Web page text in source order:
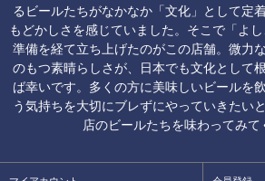
るビールたちがなかなか「文化」として定
もどかしさを感じていました。そこで「よ
準備を経て立ち上げたのがこの店舗。微力
のもつ素晴らしさが、日本でも文化として
ば幸いです。多くの方に美味しいビールを
う気持ちを大切にブレずにやっていきたい
店のビールたちを味わってみて